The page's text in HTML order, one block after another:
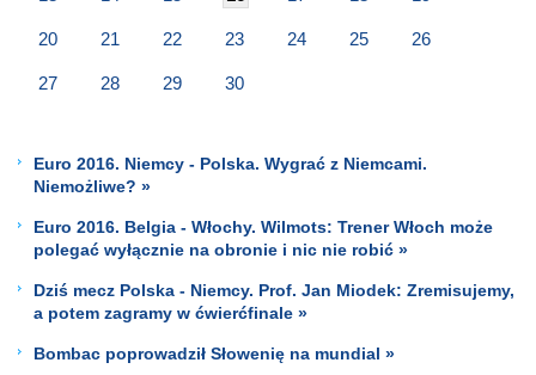
20 21 22 23 24 25 26
27 28 29 30
Euro 2016. Niemcy - Polska. Wygrać z Niemcami.
Niemożliwe? »
Euro 2016. Belgia - Włochy. Wilmots: Trener Włoch może
polegać wyłącznie na obronie i nic nie robić »
Dziś mecz Polska - Niemcy. Prof. Jan Miodek: Zremisujemy,
a potem zagramy w ćwierćfinale »
Bombac poprowadził Słowenię na mundial »